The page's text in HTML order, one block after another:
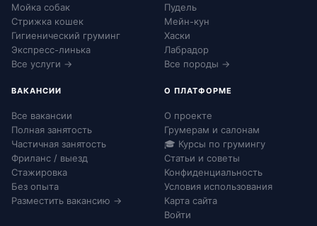
Мойка собак
Стрижка кошек
Гигиенический груминг
Экспресс-линька
Все услуги →
Пудель
Мейн-кун
Хаски
Лабрадор
Все породы →
ВАКАНСИИ
Все вакансии
Полная занятость
Частичная занятость
Фриланс / выезд
Стажировка
Без опыта
Разместить вакансию →
О ПЛАТФОРМЕ
О проекте
Грумерам и салонам
🎓 Курсы по грумингу
Статьи и советы
Конфиденциальность
Условия использования
Карта сайта
Войти